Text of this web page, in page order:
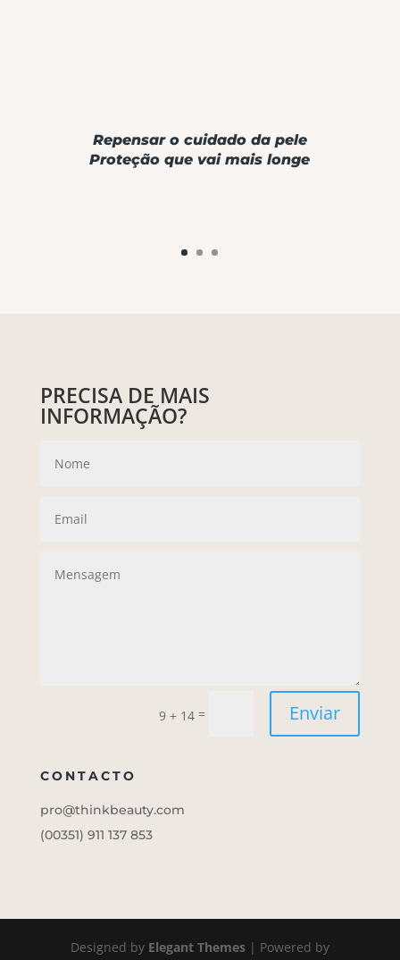
Repensar o cuidado da pele
Proteção que vai mais longe
PRECISA DE MAIS
INFORMAÇÃO?
9 + 14 = Enviar
CONTACTO
pro@thinkbeauty.com
(00351) 911 137 853
Designed by Elegant Themes| Powered by